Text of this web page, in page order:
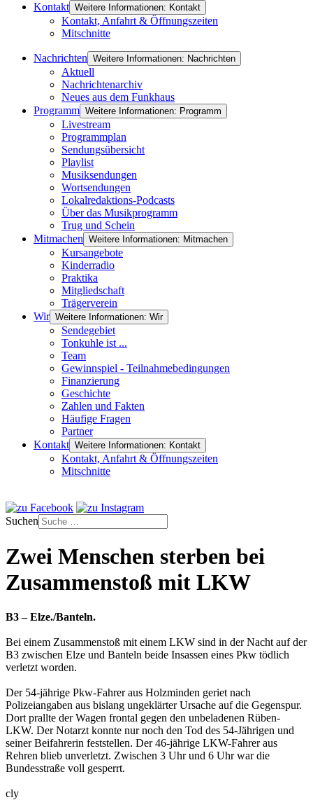
Kontakt Weitere Informationen: Kontakt
Kontakt, Anfahrt & Öffnungszeiten
Mitschnitte
Nachrichten Weitere Informationen: Nachrichten
Aktuell
Nachrichtenarchiv
Neues aus dem Funkhaus
Programm Weitere Informationen: Programm
Livestream
Programmplan
Sendungsübersicht
Playlist
Musiksendungen
Wortsendungen
Lokalredaktions-Podcasts
Über das Musikprogramm
Trug und Schein
Mitmachen Weitere Informationen: Mitmachen
Kursangebote
Kinderradio
Praktika
Mitgliedschaft
Trägerverein
Wir Weitere Informationen: Wir
Sendegebiet
Tonkuhle ist ...
Team
Gewinnspiel - Teilnahmebedingungen
Finanzierung
Geschichte
Zahlen und Fakten
Häufige Fragen
Partner
Kontakt Weitere Informationen: Kontakt
Kontakt, Anfahrt & Öffnungszeiten
Mitschnitte
Suchen
Zwei Menschen sterben bei
Zusammenstoß mit LKW
B3 – Elze./Banteln.
Bei einem Zusammenstoß mit einem LKW sind in der Nacht auf der
B3 zwischen Elze und Banteln beide Insassen eines Pkw tödlich
verletzt worden.
Der 54-jährige Pkw-Fahrer aus Holzminden geriet nach
Polizeiangaben aus bislang ungeklärter Ursache auf die Gegenspur.
Dort prallte der Wagen frontal gegen den unbeladenen Rüben-
LKW. Der Notarzt konnte nur noch den Tod des 54-Jährigen und
seiner Beifahrerin feststellen. Der 46-jährige LKW-Fahrer aus
Rehren blieb unverletzt. Zwischen 3 Uhr und 6 Uhr war die
Bundesstraße voll gesperrt.
cly